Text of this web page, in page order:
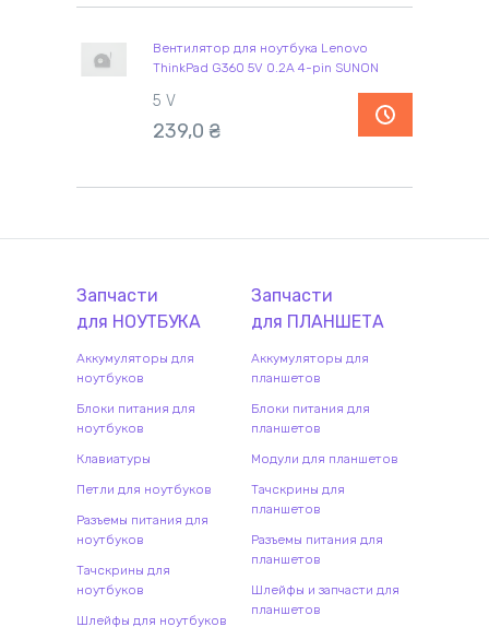
Вентилятор для ноутбука Lenovo
ThinkPad G360 5V 0.2A 4-pin SUNON
5 V
239,0 ₴
Запчасти
для НОУТБУКА
Аккумуляторы для
ноутбуков
Блоки питания для
ноутбуков
Клавиатуры
Петли для ноутбуков
Разъемы питания для
ноутбуков
Тачскрины для
ноутбуков
Шлейфы для ноутбуков
Запчасти
для ПЛАНШЕТА
Аккумуляторы для
планшетов
Блоки питания для
планшетов
Модули для планшетов
Тачскрины для
планшетов
Разъемы питания для
планшетов
Шлейфы и запчасти для
планшетов